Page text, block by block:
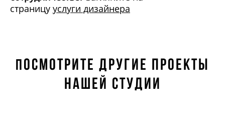
страницу услуги дизайнера
Посмотрите другие проекты
нашей студии